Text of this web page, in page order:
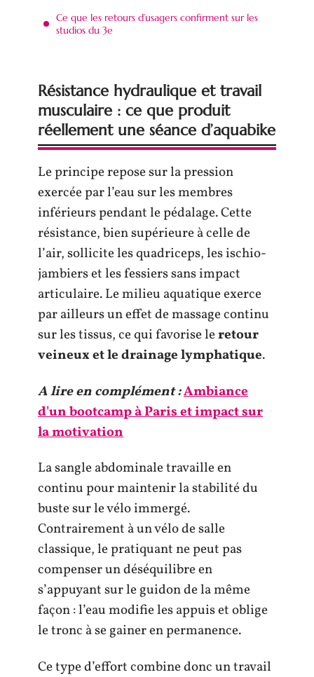
Ce que les retours d’usagers confirment sur les
studios du 3e
Résistance hydraulique et travail
musculaire : ce que produit
réellement une séance d’aquabike
Le principe repose sur la pression
exercée par l’eau sur les membres
inférieurs pendant le pédalage. Cette
résistance, bien supérieure à celle de
l’air, sollicite les quadriceps, les ischio-
jambiers et les fessiers sans impact
articulaire. Le milieu aquatique exerce
par ailleurs un effet de massage continu
sur les tissus, ce qui favorise leretour
veineux et le drainage lymphatique.
A lire en complément :Ambiance
d'un bootcamp à Paris et impact sur
la motivation
La sangle abdominale travaille en
continu pour maintenir la stabilité du
buste sur le vélo immergé.
Contrairement à un vélo de salle
classique, le pratiquant ne peut pas
compenser un déséquilibre en
s’appuyant sur le guidon de la même
façon : l’eau modifie les appuis et oblige
le tronc à se gainer en permanence.
Ce type d’effort combine donc un travail